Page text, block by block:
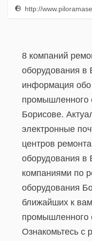
http://
8 компаний
оборудования в
информация обо
промышленного
Борисове.
электронные
центров
оборудования в
компаниями по
оборудования
ближайших к
промышленного
Ознакомьтесь с